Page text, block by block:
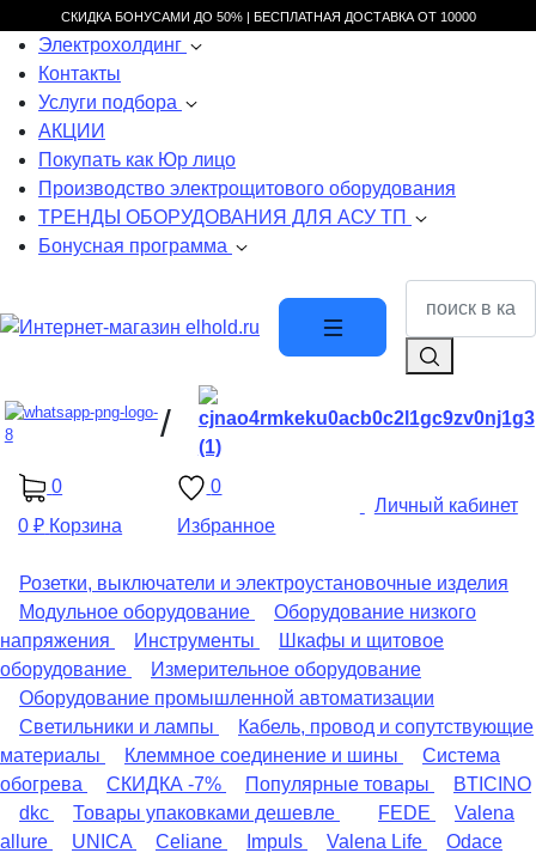
СКИДКА БОНУСАМИ ДО 50% | БЕСПЛАТНАЯ ДОСТАВКА ОТ 10000
Электрохолдинг
Контакты
Услуги подбора
АКЦИИ
Покупать как Юр лицо
Производство электрощитового оборудования
ТРЕНДЫ ОБОРУДОВАНИЯ ДЛЯ АСУ ТП
Бонусная программа
/
0
0 ₽ Корзина
Личный кабинет
0
Избранное
Розетки, выключатели и электроустановочные изделия
Модульное оборудование
Оборудование низкого
напряжения
Инструменты
Шкафы и щитовое
оборудование
Измерительное оборудование
Оборудование промышленной автоматизации
Светильники и лампы
Кабель, провод и сопутствующие
материалы
Клеммное соединение и шины
Система
обогрева
СКИДКА -7% Популярные товары
BTICINO
dkc
Товары упаковками дешевле FEDE
Valena
allure
UNICA Celiane Impuls Valena Life
Odace